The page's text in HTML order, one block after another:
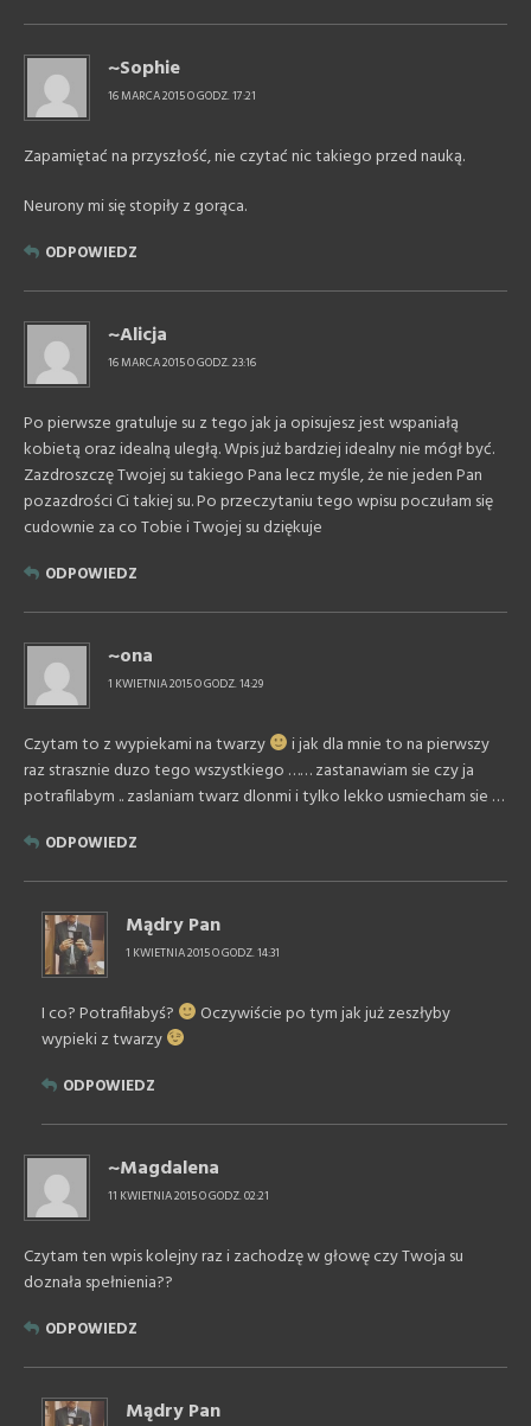
~Sophie
16 MARCA 2015 O GODZ. 17:21
Zapamiętać na przyszłość, nie czytać nic takiego przed nauką.
Neurony mi się stopiły z gorąca.
ODPOWIEDZ
~Alicja
16 MARCA 2015 O GODZ. 23:16
Po pierwsze gratuluje su z tego jak ja opisujesz jest wspaniałą
kobietą oraz idealną uległą. Wpis już bardziej idealny nie mógł być.
Zazdroszczę Twojej su takiego Pana lecz myśle, że nie jeden Pan
pozazdrości Ci takiej su. Po przeczytaniu tego wpisu poczułam się
cudownie za co Tobie i Twojej su dziękuje
ODPOWIEDZ
~ona
1 KWIETNIA 2015 O GODZ. 14:29
Czytam to z wypiekami na twarzy
i jak dla mnie to na pierwszy
raz strasznie duzo tego wszystkiego …… zastanawiam sie czy ja
potrafilabym .. zaslaniam twarz dlonmi i tylko lekko usmiecham sie …
ODPOWIEDZ
Mądry Pan
1 KWIETNIA 2015 O GODZ. 14:31
I co? Potrafiłabyś?
Oczywiście po tym jak już zeszłyby
wypieki z twarzy
ODPOWIEDZ
~Magdalena
11 KWIETNIA 2015 O GODZ. 02:21
Czytam ten wpis kolejny raz i zachodzę w głowę czy Twoja su
doznała spełnienia??
ODPOWIEDZ
Mądry Pan